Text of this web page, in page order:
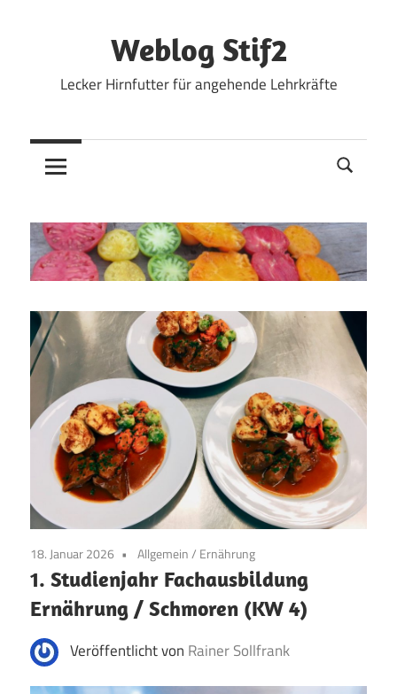
Weblog Stif2
Lecker Hirnfutter für angehende Lehrkräfte
18. Januar 2026 Allgemein/ Ernährung
1. Studienjahr Fachausbildung
Ernährung / Schmoren (KW 4)
Veröffentlicht von Rainer Sollfrank